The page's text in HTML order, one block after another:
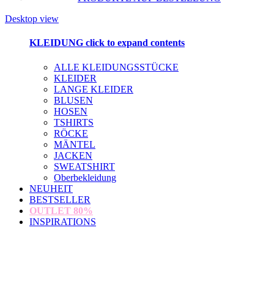
Desktop view
KLEIDUNG click to expand contents
ALLE KLEIDUNGSSTÜCKE
KLEIDER
LANGE KLEIDER
BLUSEN
HOSEN
TSHIRTS
RÖCKE
MÄNTEL
JACKEN
SWEATSHIRT
Oberbekleidung
NEUHEIT
BESTSELLER
OUTLET 80%
INSPIRATIONS